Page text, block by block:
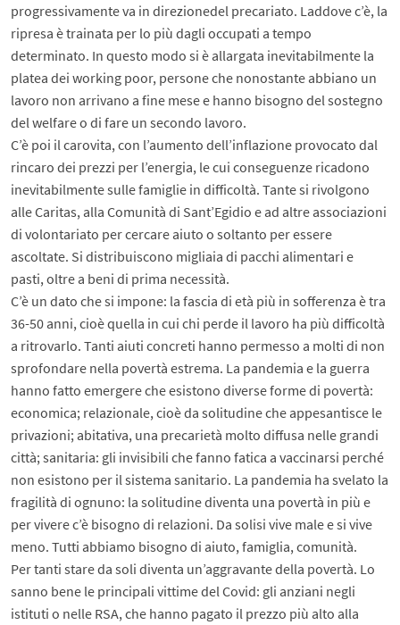
progressivamente va in direzionedel precariato. Laddove c’è, la
ripresa è trainata per lo più dagli occupati a tempo
determinato. In questo modo si è allargata inevitabilmente la
platea dei working poor, persone che nonostante abbiano un
lavoro non arrivano a fine mese e hanno bisogno del sostegno
del welfare o di fare un secondo lavoro.
C’è poi il carovita, con l’aumento dell’inflazione provocato dal
rincaro dei prezzi per l’energia, le cui conseguenze ricadono
inevitabilmente sulle famiglie in difficoltà. Tante si rivolgono
alle Caritas, alla Comunità di Sant’Egidio e ad altre associazioni
di volontariato per cercare aiuto o soltanto per essere
ascoltate. Si distribuiscono migliaia di pacchi alimentari e
pasti, oltre a beni di prima necessità.
C’è un dato che si impone: la fascia di età più in sofferenza è tra
36-50 anni, cioè quella in cui chi perde il lavoro ha più difficoltà
a ritrovarlo. Tanti aiuti concreti hanno permesso a molti di non
sprofondare nella povertà estrema. La pandemia e la guerra
hanno fatto emergere che esistono diverse forme di povertà:
economica; relazionale, cioè da solitudine che appesantisce le
privazioni; abitativa, una precarietà molto diffusa nelle grandi
città; sanitaria: gli invisibili che fanno fatica a vaccinarsi perché
non esistono per il sistema sanitario. La pandemia ha svelato la
fragilità di ognuno: la solitudine diventa una povertà in più e
per vivere c’è bisogno di relazioni. Da solisi vive male e si vive
meno. Tutti abbiamo bisogno di aiuto, famiglia, comunità.
Per tanti stare da soli diventa un’aggravante della povertà. Lo
sanno bene le principali vittime del Covid: gli anziani negli
istituti o nelle RSA, che hanno pagato il prezzo più alto alla